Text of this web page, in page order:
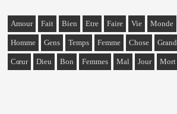
Amour Fait Bien Etre Faire Vie Monde
Homme Gens Temps Femme Chose Grand
Cœur Dieu Bon Femmes Mal Jour Mort